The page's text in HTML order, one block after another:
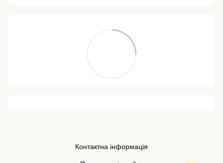
Контактна інформація